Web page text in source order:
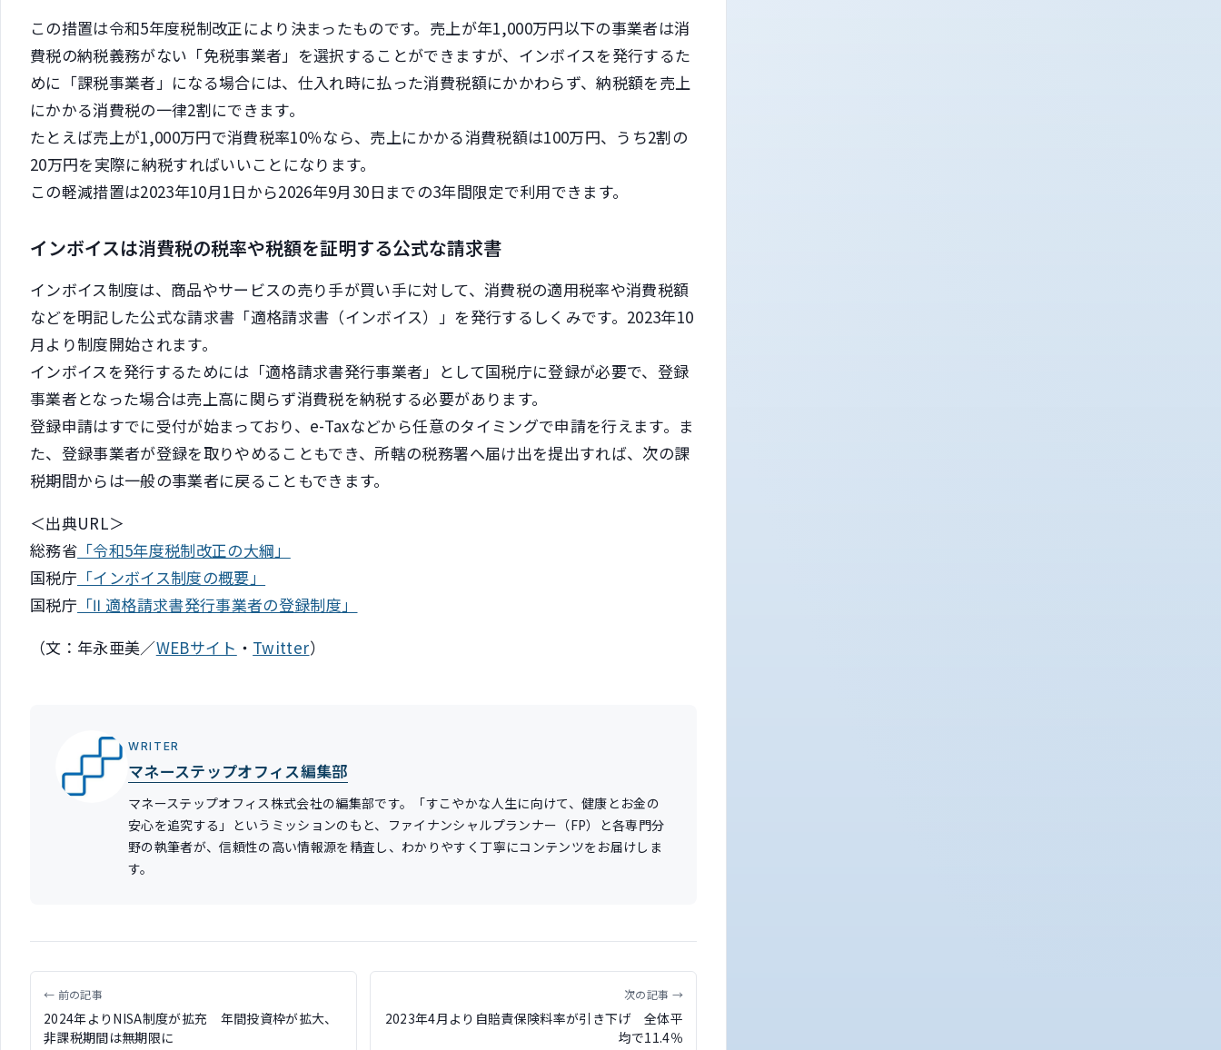
この措置は令和5年度税制改正により決まったものです。売上が年1,000万円以下の事業者は消
費税の納税義務がない「免税事業者」を選択することができますが、インボイスを発行するた
めに「課税事業者」になる場合には、仕入れ時に払った消費税額にかかわらず、納税額を売上
にかかる消費税の一律2割にできます。
たとえば売上が1,000万円で消費税率10％なら、売上にかかる消費税額は100万円、うち2割の
20万円を実際に納税すればいいことになります。
この軽減措置は2023年10月1日から2026年9月30日までの3年間限定で利用できます。
インボイスは消費税の税率や税額を証明する公式な請求書
インボイス制度は、商品やサービスの売り手が買い手に対して、消費税の適用税率や消費税額
などを明記した公式な請求書「適格請求書（インボイス）」を発行するしくみです。2023年10
月より制度開始されます。
インボイスを発行するためには「適格請求書発行事業者」として国税庁に登録が必要で、登録
事業者となった場合は売上高に関らず消費税を納税する必要があります。
登録申請はすでに受付が始まっており、e-Taxなどから任意のタイミングで申請を行えます。ま
た、登録事業者が登録を取りやめることもでき、所轄の税務署へ届け出を提出すれば、次の課
税期間からは一般の事業者に戻ることもできます。
＜出典URL＞
総務省 「令和5年度税制改正の大綱」
国税庁 「インボイス制度の概要」
国税庁 「Ⅱ 適格請求書発行事業者の登録制度」
（文：年永亜美／WEBサイト ・ Twitter）
WRITER
マネーステップオフィス編集部
マネーステップオフィス株式会社の編集部です。「すこやかな人生に向けて、健康とお金の
安心を追究する」というミッションのもと、ファイナンシャルプランナー（FP）と各専門分
野の執筆者が、信頼性の高い情報源を精査し、わかりやすく丁寧にコンテンツをお届けしま
す。
← 前の記事
2024年よりNISA制度が拡充 年間投資枠が拡大、
非課税期間は無期限に
次の記事 →
2023年4月より自賠責保険料率が引き下げ 全体平
均で11.4％